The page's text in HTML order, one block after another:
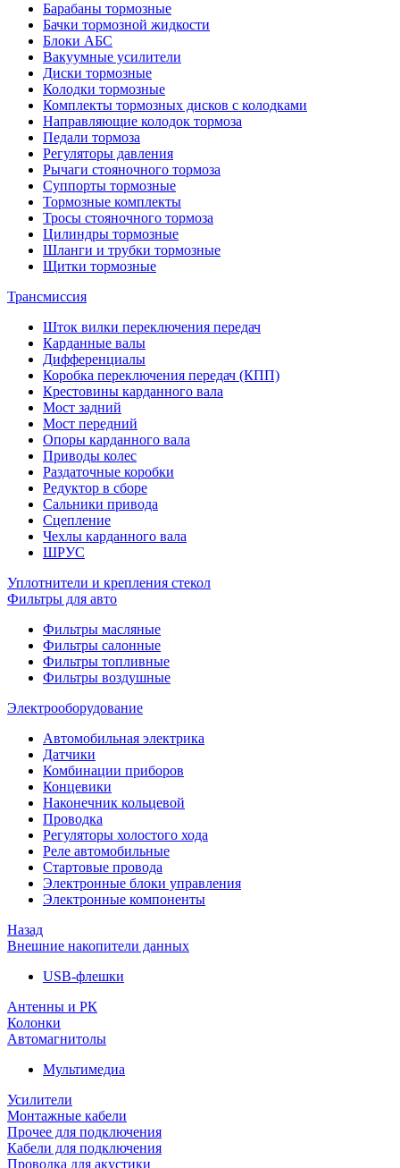
Барабаны тормозные
Бачки тормозной жидкости
Блоки АБС
Вакуумные усилители
Диски тормозные
Колодки тормозные
Комплекты тормозных дисков с колодками
Направляющие колодок тормоза
Педали тормоза
Регуляторы давления
Рычаги стояночного тормоза
Суппорты тормозные
Тормозные комплекты
Тросы стояночного тормоза
Цилиндры тормозные
Шланги и трубки тормозные
Щитки тормозные
Трансмиссия
Шток вилки переключения передач
Карданные валы
Дифференциалы
Коробка переключения передач (КПП)
Крестовины карданного вала
Мост задний
Мост передний
Опоры карданного вала
Приводы колес
Раздаточные коробки
Редуктор в сборе
Сальники привода
Сцепление
Чехлы карданного вала
ШРУС
Уплотнители и крепления стекол
Фильтры для авто
Фильтры масляные
Фильтры салонные
Фильтры топливные
Фильтры воздушные
Электрооборудование
Автомобильная электрика
Датчики
Комбинации приборов
Концевики
Наконечник кольцевой
Проводка
Регуляторы холостого хода
Реле автомобильные
Стартовые провода
Электронные блоки управления
Электронные компоненты
Назад
Внешние накопители данных
USB-флешки
Антенны и РК
Колонки
Автомагнитолы
Мультимедиа
Усилители
Монтажные кабели
Прочее для подключения
Кабели для подключения
Проводка для акустики